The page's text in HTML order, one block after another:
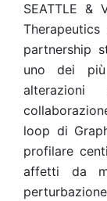
SEATTLE &
partnership
uno dei
loop di
profilare
affetti da